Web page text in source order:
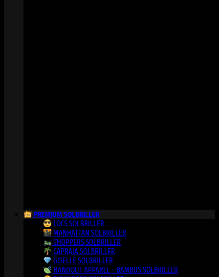
PREMIUM SOLBRILLER
LOCS SOLBRILLER
MANHATTAN SOLBRILLER
CHOPPERS SOLBRILLER
CAPRAIA SOLBRILLER
GISELLE SOLBRILLER
HANDOUT APPAREL – BAMBUS SOLBRILLER